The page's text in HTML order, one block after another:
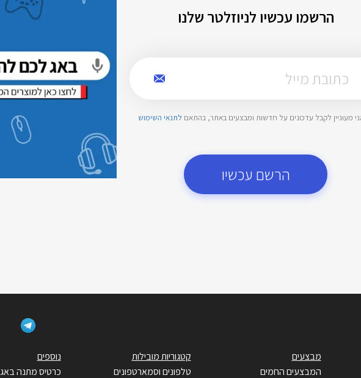
הרשמו עכשיו לניוזלטר שלנו
מעוניין לקבל עדכונים על חדשות ומבצעים באתר, בהתאם לתנאי השימוש
הרשם עכשיו
מבצעים
המבצעים החמים
קטגוריות מובילות
טלפונים וסמארטפונים
נוספים
כרטיס מתנה באג